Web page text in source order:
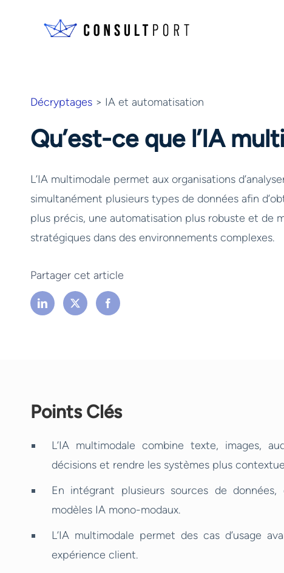
Décryptages > IA et automatisation
Qu’est-ce que l’IA
L’IA multimodale permet aux organisations
simultanément plusieurs types de données afin
plus précis, une automatisation plus robuste et de
stratégiques dans des environnements complexes.
Partager cet article
Points Clés
L’IA multimodale combine texte, images,
décisions et rendre les systèmes plus
En intégrant plusieurs sources de
modèles IA mono-modaux.
L’IA multimodale permet des cas d’usage
expérience client.